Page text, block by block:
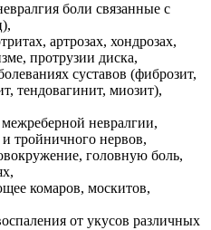
боли связанные с
артрозах, хондрозах,
протрузии диска,
суставов (фиброзит,
тендовагинит, миозит),
невралгии,
тройничного нервов,
головную боль,
комаров, москитов,
от укусов различных